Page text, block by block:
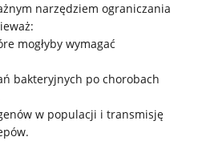
narzędziem ograniczania
mogłyby wymagać
bakteryjnych po chorobach
w populacji i transmisję